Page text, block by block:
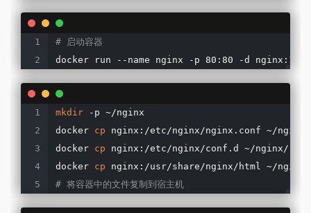
# 启动容器
docker run --name nginx -p 80:80 -d nginx:1.22
mkdir -p ~/nginx
docker cp nginx:/etc/nginx/nginx.conf ~/nginx/
docker cp nginx:/etc/nginx/conf.d ~/nginx/
docker cp
# 将容器中的文件复制到宿主机